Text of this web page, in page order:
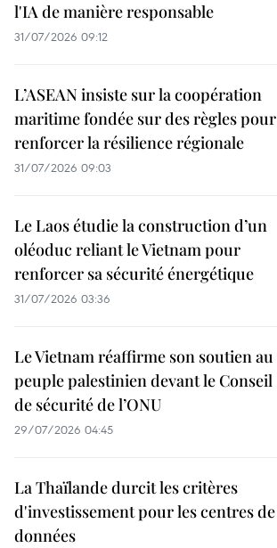
l'IA de manière responsable
31/07/2026 09:12
L’ASEAN insiste sur la coopération
maritime fondée sur des règles pour
renforcer la résilience régionale
31/07/2026 09:03
Le Laos étudie la construction d’un
oléoduc reliant le Vietnam pour
renforcer sa sécurité énergétique
31/07/2026 03:36
Le Vietnam réaffirme son soutien au
peuple palestinien devant le Conseil
de sécurité de l’ONU
29/07/2026 04:45
La Thaïlande durcit les critères
d'investissement pour les centres de
données